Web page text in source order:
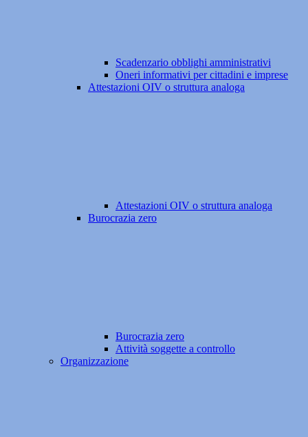
Scadenzario obblighi amministrativi
Oneri informativi per cittadini e imprese
Attestazioni OIV o struttura analoga
Attestazioni OIV o struttura analoga
Burocrazia zero
Burocrazia zero
Attività soggette a controllo
Organizzazione